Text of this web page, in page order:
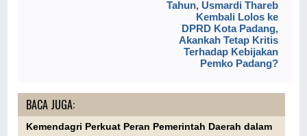
Tahun, Usmardi Thareb
Kembali Lolos ke
DPRD Kota Padang,
Akankah Tetap Kritis
Terhadap Kebijakan
Pemko Padang?
BACA JUGA:
Kemendagri Perkuat Peran Pemerintah Daerah dalam